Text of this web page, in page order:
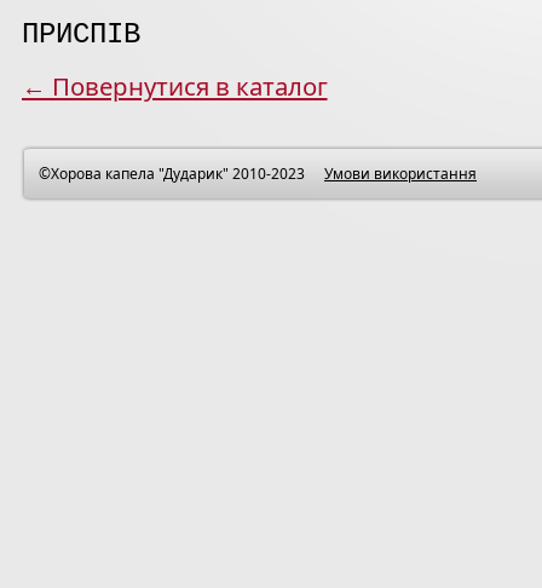
ПРИСПІВ
← Повернутиcя в каталог
©Хорова капела "Дударик" 2010-2023 Умови використання